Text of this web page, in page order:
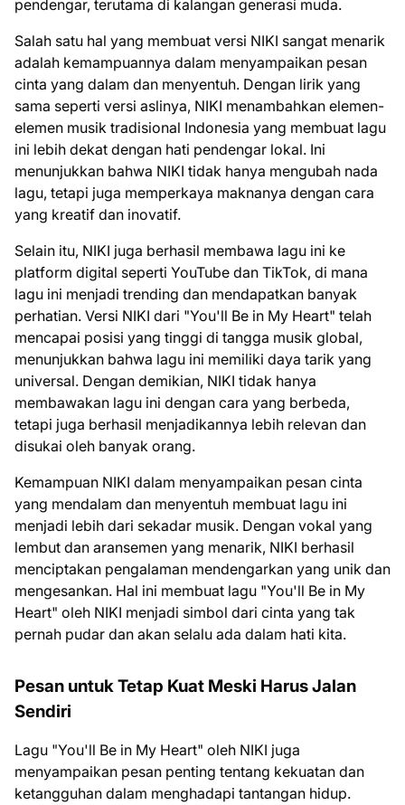
pendengar, terutama di kalangan generasi muda.
Salah satu hal yang membuat versi NIKI sangat menarik
adalah kemampuannya dalam menyampaikan pesan
cinta yang dalam dan menyentuh. Dengan lirik yang
sama seperti versi aslinya, NIKI menambahkan elemen-
elemen musik tradisional Indonesia yang membuat lagu
ini lebih dekat dengan hati pendengar lokal. Ini
menunjukkan bahwa NIKI tidak hanya mengubah nada
lagu, tetapi juga memperkaya maknanya dengan cara
yang kreatif dan inovatif.
Selain itu, NIKI juga berhasil membawa lagu ini ke
platform digital seperti YouTube dan TikTok, di mana
lagu ini menjadi trending dan mendapatkan banyak
perhatian. Versi NIKI dari "You'll Be in My Heart" telah
mencapai posisi yang tinggi di tangga musik global,
menunjukkan bahwa lagu ini memiliki daya tarik yang
universal. Dengan demikian, NIKI tidak hanya
membawakan lagu ini dengan cara yang berbeda,
tetapi juga berhasil menjadikannya lebih relevan dan
disukai oleh banyak orang.
Kemampuan NIKI dalam menyampaikan pesan cinta
yang mendalam dan menyentuh membuat lagu ini
menjadi lebih dari sekadar musik. Dengan vokal yang
lembut dan aransemen yang menarik, NIKI berhasil
menciptakan pengalaman mendengarkan yang unik dan
mengesankan. Hal ini membuat lagu "You'll Be in My
Heart" oleh NIKI menjadi simbol dari cinta yang tak
pernah pudar dan akan selalu ada dalam hati kita.
Pesan untuk Tetap Kuat Meski Harus Jalan
Sendiri
Lagu "You'll Be in My Heart" oleh NIKI juga
menyampaikan pesan penting tentang kekuatan dan
ketangguhan dalam menghadapi tantangan hidup.